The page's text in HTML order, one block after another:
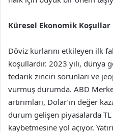
Küresel Ekonomik Koşullar
Döviz kurlarını etkileyen ilk
koşullardır. 2023 yılı, dünya
tedarik zinciri sorunları ve
vurmuş durumda. ABD
artırımları, Dolar’ın değer
durum gelişen piyasalarda
kaybetmesine yol açıyor.